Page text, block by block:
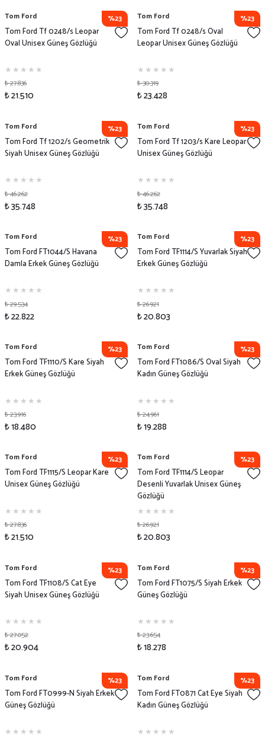
%23
Tom Ford
Tom Ford Tf 0248/s Leopar
Oval Unisex Güneş Gözlüğü
₺ 27.836
₺ 21.510
%23
Tom Ford
Tom Ford Tf 0248/s Oval
Leopar Unisex Güneş Gözlüğü
₺ 30.319
₺ 23.428
%23
Tom Ford
Tom Ford Tf 1202/s Geometrik
Siyah Unisex Güneş Gözlüğü
₺ 46.262
₺ 35.748
%23
Tom Ford
Tom Ford Tf 1203/s Kare Leopar
Unisex Güneş Gözlüğü
₺ 46.262
₺ 35.748
%23
Tom Ford
Tom Ford FT1044/S Havana
Damla Erkek Güneş Gözlüğü
₺ 29.534
₺ 22.822
%23
Tom Ford
Tom Ford TF1114/S Yuvarlak Siyah
Erkek Güneş Gözlüğü
₺ 26.921
₺ 20.803
%23
Tom Ford
Tom Ford TF1110/S Kare Siyah
Erkek Güneş Gözlüğü
₺ 23.916
₺ 18.480
%23
Tom Ford
Tom Ford FT1086/S Oval Siyah
Kadın Güneş Gözlüğü
₺ 24.961
₺ 19.288
%23
Tom Ford
Tom Ford TF1115/S Leopar Kare
Unisex Güneş Gözlüğü
₺ 27.836
₺ 21.510
%23
Tom Ford
Tom Ford TF1114/S Leopar
Desenli Yuvarlak Unisex Güneş
Gözlüğü
₺ 26.921
₺ 20.803
%23
Tom Ford
Tom Ford TF1108/S Cat Eye
Siyah Unisex Güneş Gözlüğü
₺ 27.052
₺ 20.904
%23
Tom Ford
Tom Ford FT1075/S Siyah Erkek
Güneş Gözlüğü
₺ 23.654
₺ 18.278
%23
Tom Ford
Tom Ford FT0999-N Siyah Erkek
Güneş Gözlüğü
%23
Tom Ford
Tom Ford FT0871 Cat Eye Siyah
Kadın Güneş Gözlüğü